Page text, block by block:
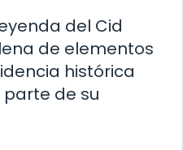
del Cid
de elementos
histórica
de su